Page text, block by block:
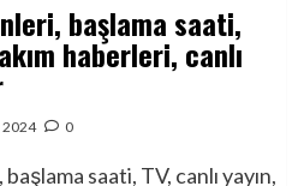
başlama saati,
haberleri, canlı
2024 0